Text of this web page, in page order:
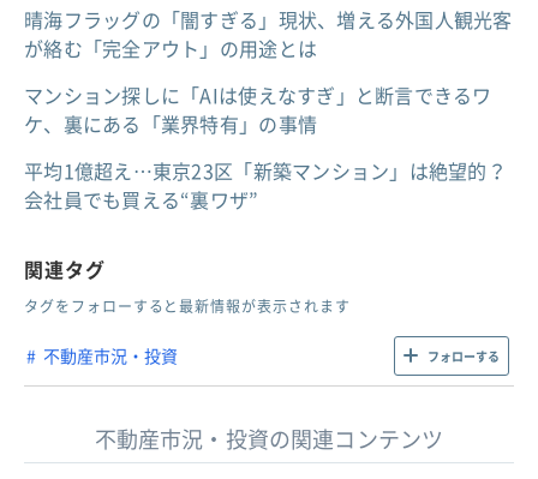
晴海フラッグの「闇すぎる」現状、増える外国人観光客
が絡む「完全アウト」の用途とは
マンション探しに「AIは使えなすぎ」と断言できるワ
ケ、裏にある「業界特有」の事情
平均1億超え…東京23区「新築マンション」は絶望的？
会社員でも買える“裏ワザ”
関連タグ
タグをフォローすると最新情報が表示されます
不動産市況・投資 フォローする
不動産市況・投資の関連コンテンツ